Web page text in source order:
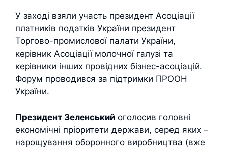
У заході взяли участь президент Асоціації
платників податків України президент
Торгово-промислової палати України,
керівник Асоціації молочної галузі та
керівники інших провідних бізнес-асоціацій.
Форум проводився за підтримки ПРООН
України.
Президент Зеленський оголосив головні
економічні пріоритети держави, серед яких –
нарощування оборонного виробництва (вже